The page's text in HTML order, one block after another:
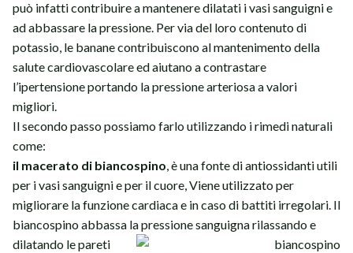
può infatti contribuire a mantenere dilatati i vasi sanguigni e
ad abbassare la pressione. Per via del loro contenuto di
potassio, le banane contribuiscono al mantenimento della
salute cardiovascolare ed aiutano a contrastare
l’ipertensione portando la pressione arteriosa a valori
migliori.
Il secondo passo possiamo farlo utilizzando i rimedi naturali
come:
il macerato di biancospino, è una fonte di antiossidanti utili
per i vasi sanguigni e per il cuore, Viene utilizzato per
migliorare la funzione cardiaca e in caso di battiti irregolari. Il
biancospino abbassa la pressione sanguignarilassando e
dilatando le pareti